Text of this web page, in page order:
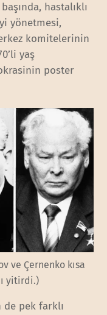
hastalıklı
yönetmesi,
komitelerinin
yaş
poster
ve Çernenko kısa
yitirdi.)
pek farklı